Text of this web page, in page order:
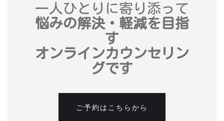
一人ひとりに寄り添って
悩みの解決・軽減を目指
す
オンラインカウンセリン
グです
ご予約はこちらから